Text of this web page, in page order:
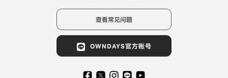
查看常见问题
OWNDAYS官方账号